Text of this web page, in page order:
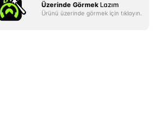
Üzerinde Görmek Lazım
Ürünü üzerinde görmek için tıklayın.